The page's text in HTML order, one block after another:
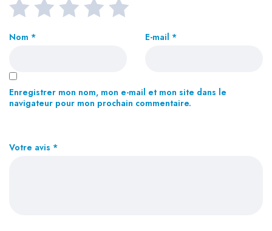
Votre avis *
Nom * E-mail *
Enregistrer mon nom, mon e-mail et mon site dans le
navigateur pour mon prochain commentaire.